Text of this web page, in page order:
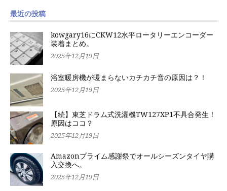
最近の投稿
kowgary16にCKW12水平ロータリーエンコーダー
装着まとめ。
2025年12月19日
浴室暖房機が暖まらないカチカチ音の原因は？！
2025年12月19日
【続】東芝ドラム式洗濯機TW127XP1不具合発生！
原因はココ？
2025年12月19日
Amazonプライム感謝祭でオールシーズンタイヤ購
入交換へ。
2025年12月19日